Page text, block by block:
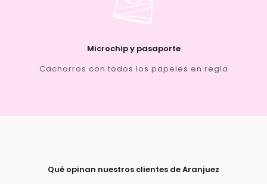
Microchip y pasaporte
Cachorros con todos los papeles en regla
Qué opinan nuestros clientes de Aranjuez